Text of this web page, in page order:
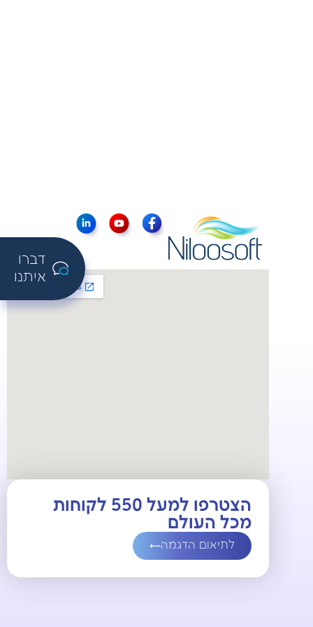
הצטרפו למעל 550 לקוחות
מכל העולם
לתיאום הדגמה
דברו
איתנו